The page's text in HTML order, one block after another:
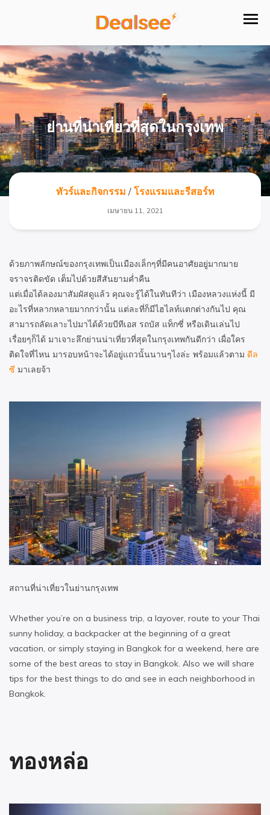
ย่านที่น่าเที่ยวที่สุดในกรุงเทพ
ทัวร์และกิจกรรม /โรงแรมและรีสอร์ท
เมษายน 11, 2021
ด้วยภาพลักษณ์ของกรุงเทพเป็นเมืองเล็กๆที่มีคนอาศัยอยู่มากมาย
จราจรติดขัด เต็มไปด้วยสีสันยามค่ำคืน
แต่เมื่อได้ลองมาสัมผัสดูแล้ว คุณจะรู้ได้ในทันทีว่า เมืองหลวงแห่งนี้ มี
อะไรที่หลากหลายมากกว่านั้น แต่ละที่ก็มีไฮไลท์แตกต่างกันไป คุณ
สามารถลัดเลาะไปมาได้ด้วยบีทีเอส รถบัส แท็กซี่ หรือเดินเล่นไป
เรื่อยๆก็ได้ มาเจาะลึกย่านน่าเที่ยวที่สุดในกรุงเทพกันดีกว่า เผื่อใคร
ติดใจที่ไหน มารอบหน้าจะได้อยู่แถวนั้นนานๆไงล่ะ พร้อมแล้วตาม ดีล
ซี มาเลยจ้า
สถานที่น่าเที่ยวในย่านกรุงเทพ
Whether you’re on a business trip, a layover, route to your Thai
sunny holiday, a backpacker at the beginning of a great
vacation, or simply staying in Bangkok for a weekend, here are
some of the best areas to stay in Bangkok. Also we will share
tips for the best things to do and see in each neighborhood in
Bangkok.
ทองหล่อ